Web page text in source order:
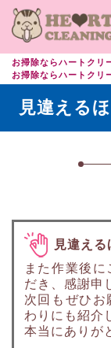
お掃除ならハートクリ
お掃除ならハートクリ
見違える
見違える
また作業後
だき、感謝申
次回もぜひお
わりにも紹介
本当にありが